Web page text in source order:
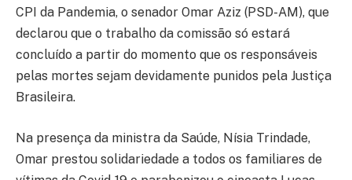
CPI da Pandemia, o senador Omar Aziz (PSD-AM), que
declarou que o trabalho da comissão só estará
concluído a partir do momento que os responsáveis
pelas mortes sejam devidamente punidos pela Justiça
Brasileira.
Na presença da ministra da Saúde, Nísia Trindade,
Omar prestou solidariedade a todos os familiares de